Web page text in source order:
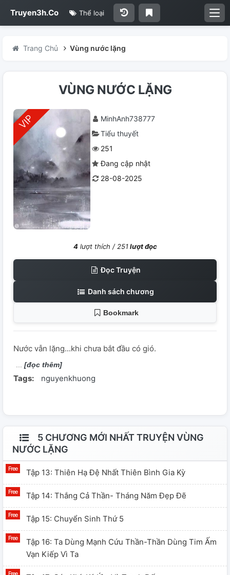
Truyen3h.Co Thể loại
Trang Chủ Vùng nước lặng
VÙNG NƯỚC LẶNG
MinhAnh738777
Tiểu thuyết
251
Đang cập nhật
28-08-2025
4 lượt thích /251lượt đọc
Đọc Truyện
Danh sách chương
Bookmark
Nước vẫn lặng...khi chưa bắt đầu có gió.
[đọc thêm]
Tags: nguyenkhuong
5 CHƯƠNG MỚI NHẤT TRUYỆN VÙNG
NƯỚC LẶNG
Tập 13: Thiên Hạ Đệ Nhất Thiên Bình Gia Kỳ
Tập 14: Thắng Cả Thần- Tháng Năm Đẹp Đẽ
Tập 15: Chuyển Sinh Thứ 5
Tập 16: Ta Dùng Mạnh Cứu Thần-Thần Dùng Tim Ấm
Vạn Kiếp Vì Ta